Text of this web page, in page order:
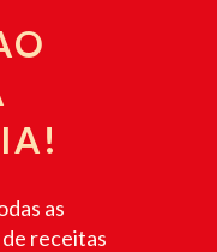
as
receitas